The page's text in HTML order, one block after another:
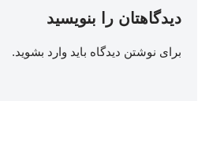
دیدگاهتان را بنویسید
برای نوشتن دیدگاه باید وارد بشوید.